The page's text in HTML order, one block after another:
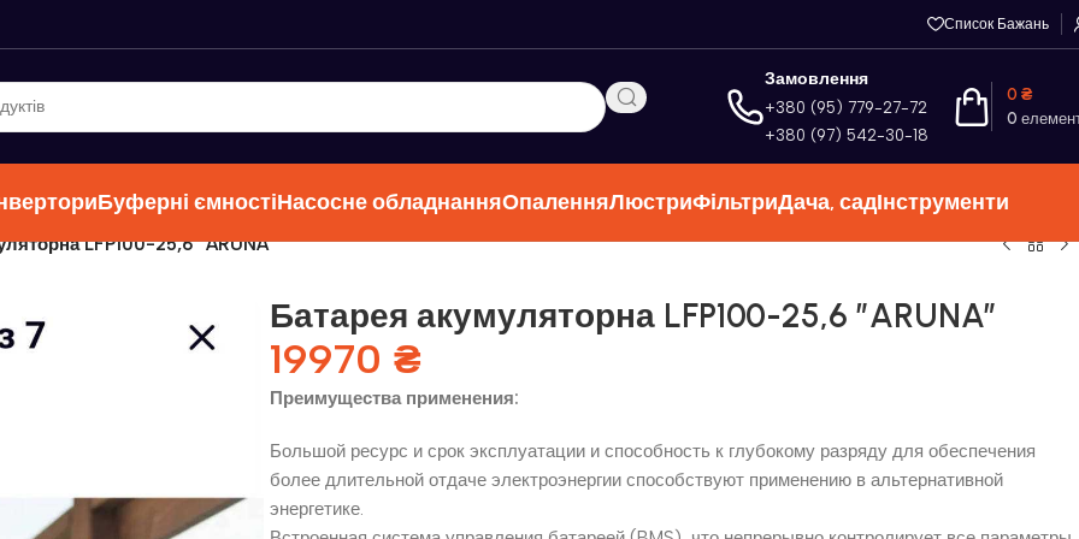
Список Бажань
Замовлення
+380 (95) 779-27-72
+380 (97) 542-30-18
0
0 ₴
Буферні ємностіНасосне обладнанняОпаленняЛюстриФільтриДача, садІнструменти
LFP100-25,6 ”ARUNA”
Батарея акумуляторна LFP100-25,6 ”ARUNA”
19970 ₴
Преимущества применения:
Большой ресурс и срок эксплуатации и способность к глубокому разряду для обеспечения
более длительной отдаче электроэнергии способствуют применению в альтернативной
энергетике.